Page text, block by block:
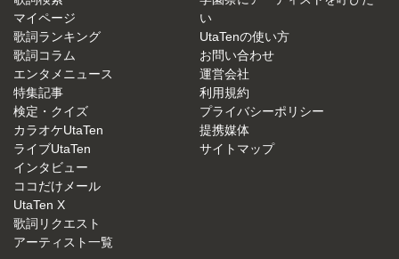
マイページ
歌詞ランキング
歌詞コラム
エンタメニュース
特集記事
検定・クイズ
カラオケUtaTen
ライブUtaTen
インタビュー
ココだけメール
UtaTen X
歌詞リクエスト
アーティスト一覧
い
UtaTenの使い方
お問い合わせ
運営会社
利用規約
プライバシーポリシー
提携媒体
サイトマップ